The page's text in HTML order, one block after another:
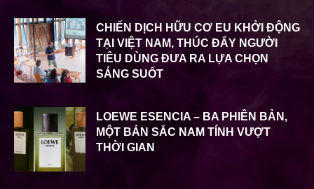
CHIẾN DỊCH HỮU CƠ EU KHỞI ĐỘNG
TẠI VIỆT NAM, THÚC ĐẨY NGƯỜI
TIÊU DÙNG ĐƯA RA LỰA CHỌN
SÁNG SUỐT
LOEWE ESENCIA – BA PHIÊN BẢN,
MỘT BẢN SẮC NAM TÍNH VƯỢT
THỜI GIAN